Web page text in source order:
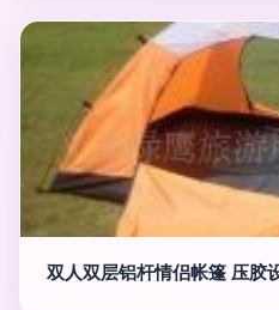
双人双层铝杆情侣帐篷 压胶